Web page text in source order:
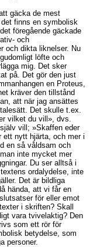
gäcka de mest
finns en symbolisk
föregående gäckade
och
och dikta liknelser. Nu
löfte och
mig. Det sker
på. Det gör den just
en Proteus,
kräver den tillstånd
att när jag ansättes
Det skulle t.ex.
vilket du vill», dvs.
vill; »Skaffen eder
nytt hjärta, och mer i
en så våldsam och
inte mycket mer
Du ser alltså i
ordalydelse, inte
Det är bildliga
hända, att vi får en
för eller emot
i skriften? Skall
vara tvivelaktig? Den
som ett rör för
betydelse, som
personer.